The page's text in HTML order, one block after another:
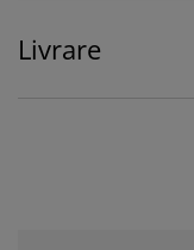
Livrare